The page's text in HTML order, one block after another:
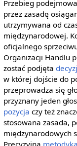
Przebieg
przez zasadę
utrzymywana od
międzynarodowej.
oficjalnego
Organizacji Handlu
zostać podjęta
w której dojście do
przeprowadza się
przyznany jeden
pozycja czy też
stosowana zasada,
międzynarodowych
Precyzyjna metodyka